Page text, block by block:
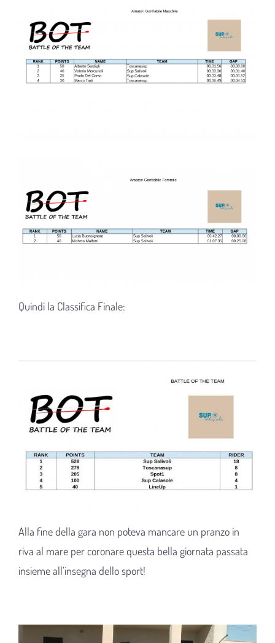
Quindi la Classifica Finale:
Alla fine della gara non poteva mancare un pranzo in
riva al mare per coronare questa bella giornata passata
insieme all’insegna dello sport!